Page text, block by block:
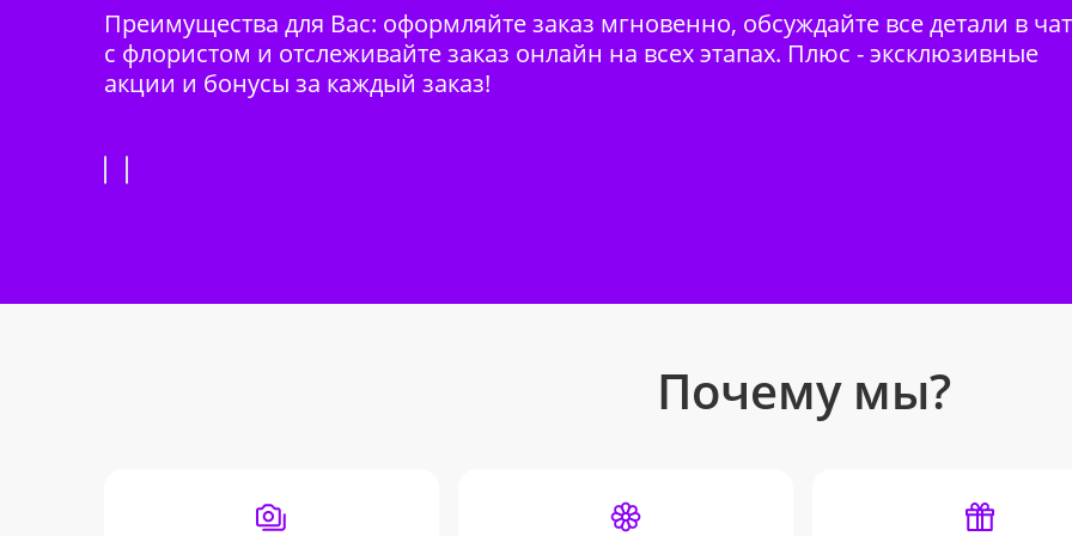
Преимущества для Вас: оформляйте заказ мгновенно, обсуждайте все детали в
с флористом и отслеживайте заказ онлайн на всех этапах. Плюс - эксклюзивные
акции и бонусы за каждый заказ!
Почему мы?